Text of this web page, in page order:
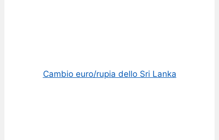
Cambio euro/rupia dello Sri Lanka